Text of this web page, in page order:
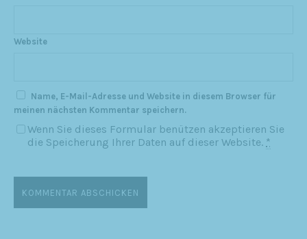
Website
Name, E-Mail-Adresse und Website in diesem Browser für
meinen nächsten Kommentar speichern.
Wenn Sie dieses Formular benützen akzeptieren Sie
die Speicherung Ihrer Daten auf dieser Website. *